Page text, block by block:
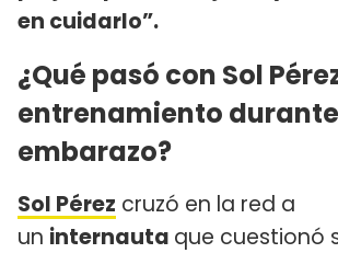
en cuidarlo”.
¿Qué pasó con Sol
entrenamiento
embarazo?
Sol Pérez cruzó en la red a
un internauta que cuestionó